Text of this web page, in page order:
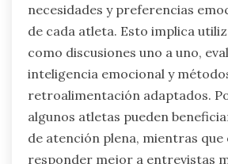
necesidades y preferencias
de cada atleta. Esto implica
como discusiones uno a uno,
inteligencia emocional y
retroalimentación adaptados.
algunos atletas pueden
de atención plena, mientras
responder mejor a entrevistas